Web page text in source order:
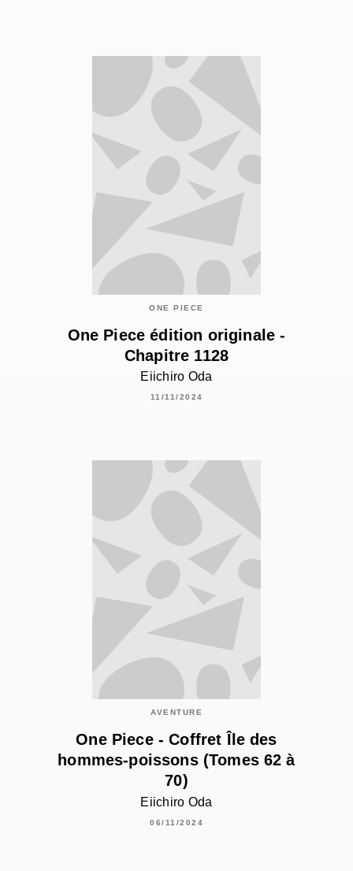
ONE PIECE
One Piece édition originale -
Chapitre 1128
Eiichiro Oda
11/11/2024
AVENTURE
One Piece - Coffret Île des
hommes-poissons (Tomes 62 à
70)
Eiichiro Oda
06/11/2024